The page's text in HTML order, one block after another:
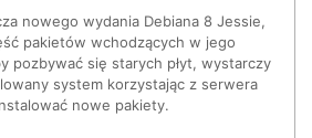
nowego wydania Debiana 8 Jessie,
pakietów wchodzących w jego
pozbywać się starych płyt, wystarczy
system korzystając z serwera
nowe pakiety.